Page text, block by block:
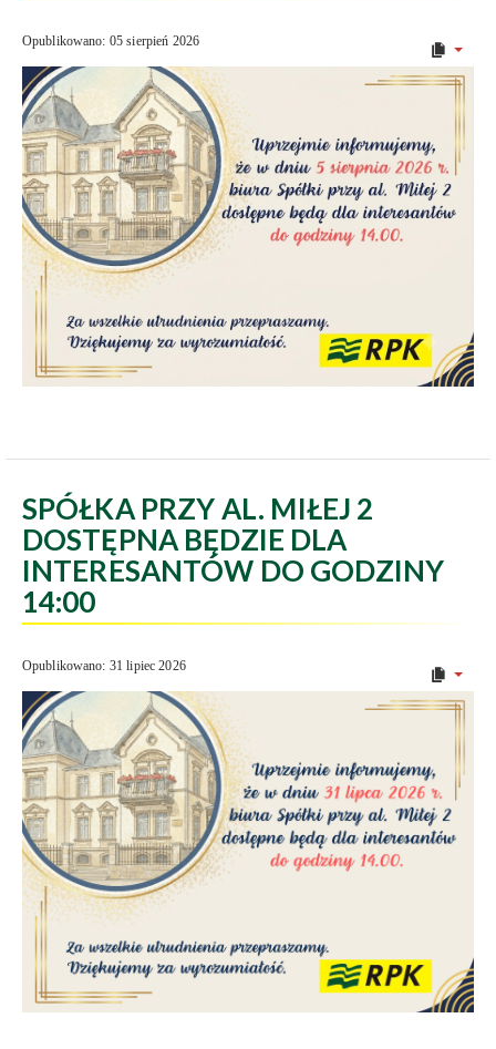
Opublikowano: 05 sierpień 2026
SPÓŁKA PRZY AL. MIŁEJ 2
DOSTĘPNA BĘDZIE DLA
INTERESANTÓW DO GODZINY
14:00
Opublikowano: 31 lipiec 2026